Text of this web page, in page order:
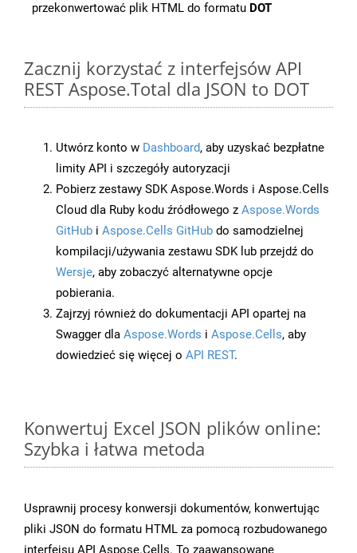
przekonwertować plik HTML do formatu DOT
Zacznij korzystać z interfejsów API
REST Aspose.Total dla JSON to DOT
Utwórz konto w Dashboard, aby uzyskać bezpłatne
limity API i szczegóły autoryzacji
Pobierz zestawy SDK Aspose.Words i Aspose.Cells
Cloud dla Ruby kodu źródłowego z Aspose.Words
GitHub i Aspose.Cells GitHub do samodzielnej
kompilacji/używania zestawu SDK lub przejdź do
Wersje, aby zobaczyć alternatywne opcje
pobierania.
Zajrzyj również do dokumentacji API opartej na
Swagger dla Aspose.Words i Aspose.Cells, aby
dowiedzieć się więcej o API REST.
Konwertuj Excel JSON plików online:
Szybka i łatwa metoda
Usprawnij procesy konwersji dokumentów, konwertując
pliki JSON do formatu HTML za pomocą rozbudowanego
interfejsu API Aspose.Cells. To zaawansowane